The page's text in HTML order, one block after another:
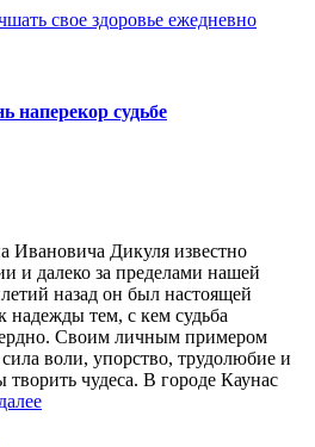
свое здоровье ежедневно
наперекор судьбе
Ивановича Дикуля известно
и далеко за пределами нашей
назад он был настоящей
надежды тем, с кем судьба
Своим личным примером
сила воли, упорство, трудолюбие и
чудеса. В городе Каунас